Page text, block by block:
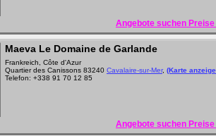
Angebote suchen
Maeva Le Domaine de Garlande
Frankreich, Côte d'Azur
Quartier des Canissons 83240 Cavalaire-sur-Mer, (Karte
Telefon: +338 91 70 12 85
Angebote suchen